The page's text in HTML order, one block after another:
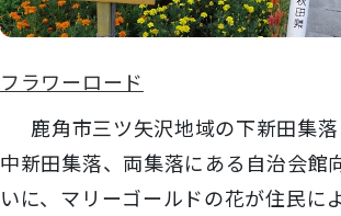
フラワーロード
鹿角市三ツ矢沢地域の下新田集
中新田集落、両集落にある自治会館
いに、マリーゴールドの花が住民に